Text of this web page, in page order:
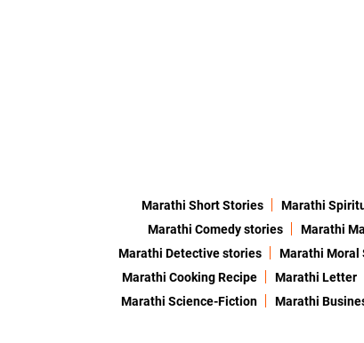
Marathi Short Stories Marathi
Marathi Comedy stories
Marathi
Marathi Detective stories
Marathi Moral
Marathi Cooking Recipe
Marathi Letter
Marathi Science-Fiction
Marathi